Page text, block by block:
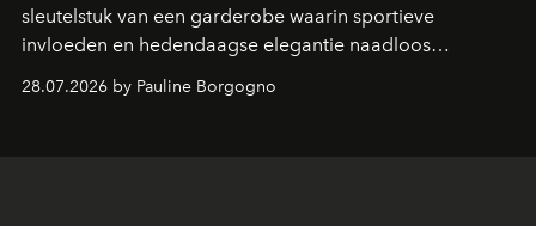
sleutelstuk van een garderobe waarin sportieve
invloeden en hedendaagse elegantie naadloos
28.07.2026 by Pauline Borgogno